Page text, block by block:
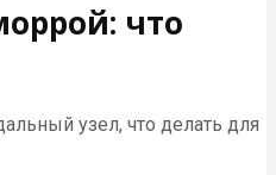
что
узел, что делать для